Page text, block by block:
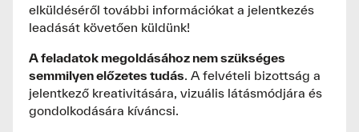
elküldéséről további információkat a jelentkezés
leadását követően küldünk!
A feladatok megoldásához nem szükséges
semmilyen előzetes tudás. A felvételi bizottság a
jelentkező kreativitására, vizuális látásmódjára és
gondolkodására kíváncsi.